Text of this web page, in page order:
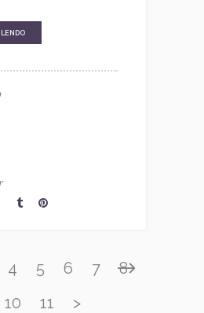
4 5 6 7
8
10 11 >